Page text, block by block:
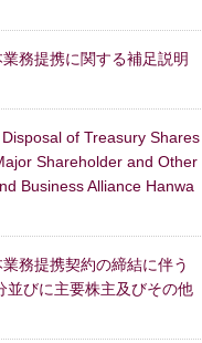
務提携に関する補足説明
of Treasury Shares
Shareholder and Other
Business Alliance Hanwa
務提携契約の締結に伴う
並びに主要株主及びその他